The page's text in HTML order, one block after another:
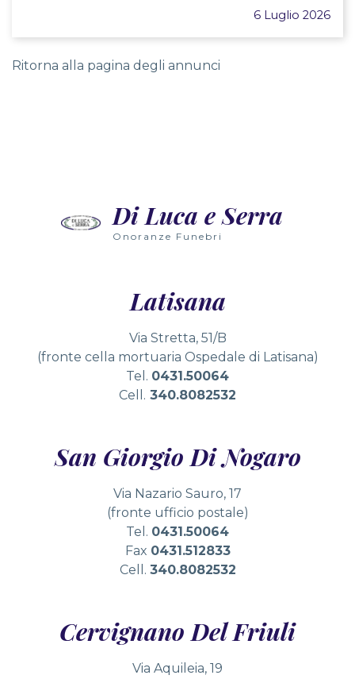
6 Luglio 2026
Ritorna alla pagina degli annunci
Wielu graczy nie zdaje sobie sprawy, że grając w
Di Luca e Serra
Onoranze Funebri
Latisana
Via Stretta, 51/B
(fronte cella mortuaria Ospedale di Latisana)
Tel. 0431.50064
Cell. 340.8082532
San Giorgio Di Nogaro
Via Nazario Sauro, 17
(fronte ufficio postale)
Tel. 0431.50064
Fax 0431.512833
Cell. 340.8082532
Cervignano Del Friuli
Via Aquileia, 19